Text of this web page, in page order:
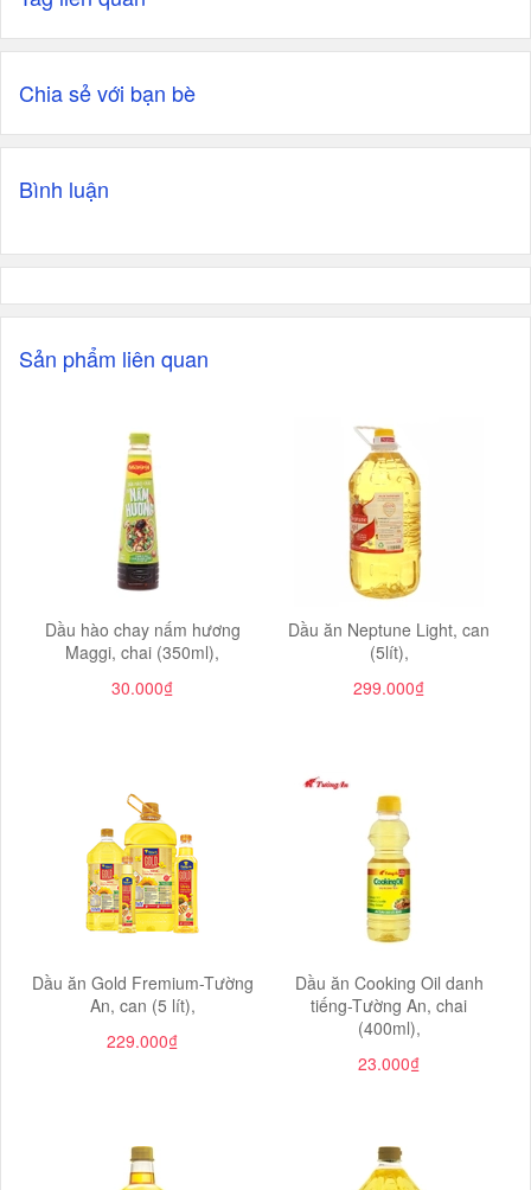
Chia sẻ với bạn bè
Bình luận
Sản phẩm liên quan
Dầu hào chay nấm hương
Maggi, chai (350ml),
30.000₫
Dầu ăn Neptune Light, can
(5lít),
299.000₫
Dầu ăn Gold Fremium-Tường
An, can (5 lít),
229.000₫
Dầu ăn Cooking Oil danh
tiếng-Tường An, chai
(400ml),
23.000₫